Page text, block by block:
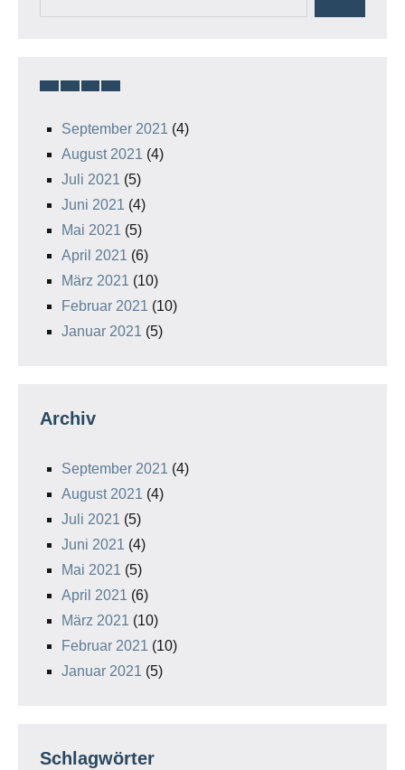
September 2021 (4)
August 2021 (4)
Juli 2021 (5)
Juni 2021 (4)
Mai 2021 (5)
April 2021 (6)
März 2021 (10)
Februar 2021 (10)
Januar 2021 (5)
Archiv
September 2021 (4)
August 2021 (4)
Juli 2021 (5)
Juni 2021 (4)
Mai 2021 (5)
April 2021 (6)
März 2021 (10)
Februar 2021 (10)
Januar 2021 (5)
Schlagwörter